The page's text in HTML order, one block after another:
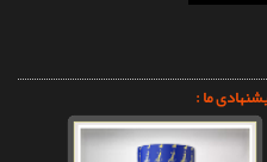
ما :